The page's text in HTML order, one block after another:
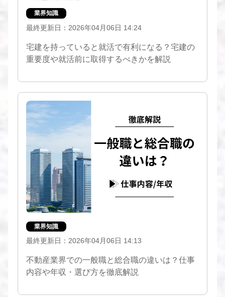
業界知識
最終更新日：2026年04月06日 14:24
宅建を持っていると就活で有利になる？宅建の
重要度や就活前に取得するべきかを解説
業界知識
最終更新日：2026年04月06日 14:13
不動産業界での一般職と総合職の違いは？仕事
内容や年収・選び方を徹底解説